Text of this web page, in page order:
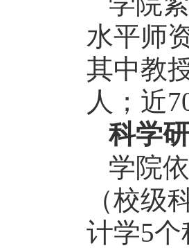
水平师
其中教
人；近
科学
学院
（校级
计学5